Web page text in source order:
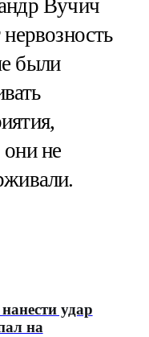
Вучич
были
они не
удар
на